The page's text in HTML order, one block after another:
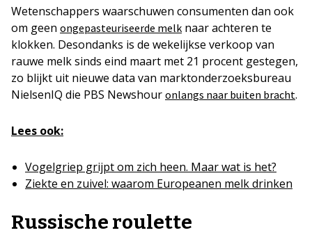
Wetenschappers waarschuwen consumenten dan ook
om geen ongepasteuriseerde melk naar achteren te
klokken. Desondanks is de wekelijkse verkoop van
rauwe melk sinds eind maart met 21 procent gestegen,
zo blijkt uit nieuwe data van marktonderzoeksbureau
NielsenIQ die PBS Newshour onlangs naar buiten bracht.
Lees ook:
Vogelgriep grijpt om zich heen. Maar wat is het?
Ziekte en zuivel: waarom Europeanen melk drinken
Russische roulette